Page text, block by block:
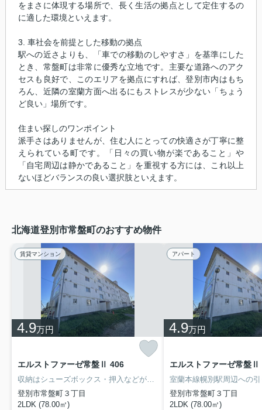
をまさに体現する場所で、長く生活の拠点として定住するの
に適した環境といえます。
3. 車社会を前提とした移動の拠点
駅への近さよりも、「車での移動のしやすさ」を基準にした
とき、常盤町は非常に優秀な立地です。主要な道路へのアク
セスも良好で、このエリアを拠点にすれば、登別市内はもち
ろん、近隣の室蘭方面へ出るにもストレスが少ない「ちょう
ど良い」場所です。
住まい探しのワンポイント
派手さはありませんが、住む人にとっての快適さが丁寧に整
えられている町です。「日々の買い物が楽であること」や
「自宅周辺は静かであること」を重視する方には、これ以上
ないほどバランスの良い選択肢といえます。
北海道登別市常盤町のおすすめ物件
賃貸マンション
4.9万円
エルストファーゼ常盤Ⅱ 406
収納はシューズボックス・押入などが備え付けられているので、衣類や日用品の収納に重宝します。来客時にはTVインターホンを使用して訪問者の顔を確認することができるので防犯対策につながります。独立した洗面所で、朝の身支度も快適に行なうことができます。2人入居可能な物件です。私たちの生活に必要不可欠な電気・水道・ガスのように、今やライフライン同然のインターネットを無料で利用することができます。
登別市常盤町３丁目
2LDK (78.00㎡)
アパート
4.9万円
エルストファーゼ常盤Ⅱ
登別市常盤町３丁目
2LDK (78.00㎡)